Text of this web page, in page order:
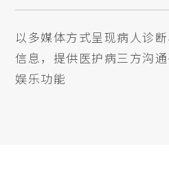
以多媒体方式呈现病人诊
信息，提供医护病三方沟
娱乐功能